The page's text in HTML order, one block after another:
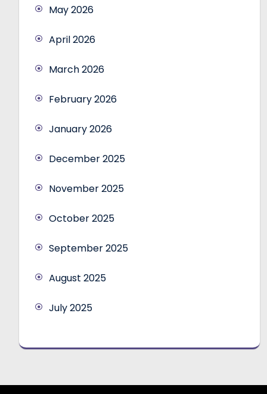
May 2026
April 2026
March 2026
February 2026
January 2026
December 2025
November 2025
October 2025
September 2025
August 2025
July 2025